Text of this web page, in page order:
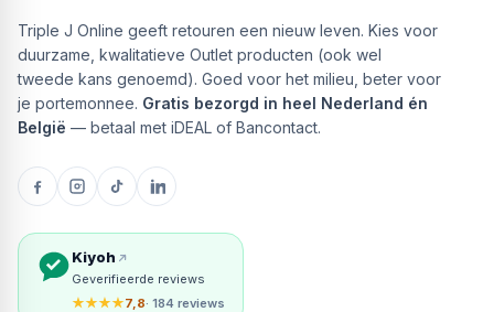
Triple J Online geeft retouren een nieuw leven. Kies voor
duurzame, kwalitatieve Outlet producten (ook wel
tweede kans genoemd). Goed voor het milieu, beter voor
je portemonnee. Gratis bezorgd in heel Nederland én
België — betaal met iDEAL of Bancontact.
Kiyoh
Geverifieerde reviews
★★★★7,8· 184 reviews